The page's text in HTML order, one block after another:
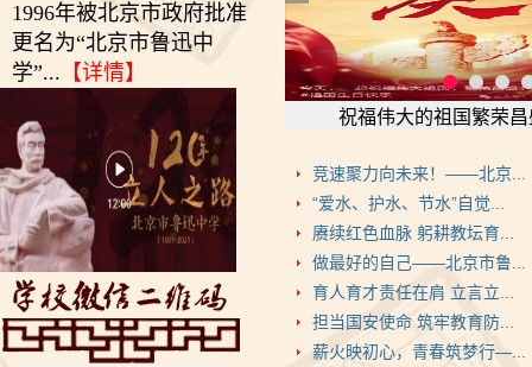
1996年被北京市政府批准
更名为“北京市鲁迅中
学”... 【详情】
祝福伟大的祖国繁荣昌
竞速聚力向未来！——北京...
“爱水、护水、节水”自觉...
赓续红色血脉 躬耕教坛育...
做最好的自己——北京市鲁...
育人育才责任在肩 立言立...
担当国安使命 筑牢教育防...
薪火映初心，青春筑梦行—...